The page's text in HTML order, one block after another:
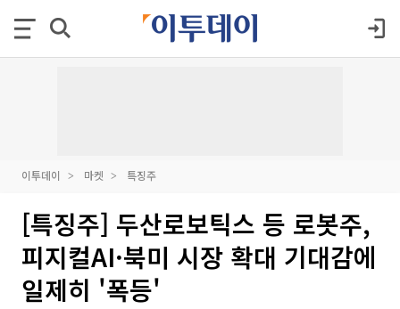
이투데이 마켓 특징주
[특징주] 두산로보틱스 등 로봇주,
피지컬AI·북미 시장 확대 기대감에
일제히 '폭등'